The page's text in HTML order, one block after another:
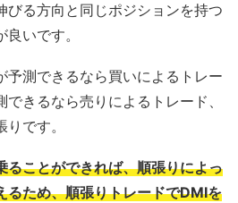
びる方向と同じポジションを持つ
いです。
予測できるなら買いによるトレー
できるなら売りによるトレード、
です。
ることができれば、順張りによっ
るため、順張りトレードでDMIを